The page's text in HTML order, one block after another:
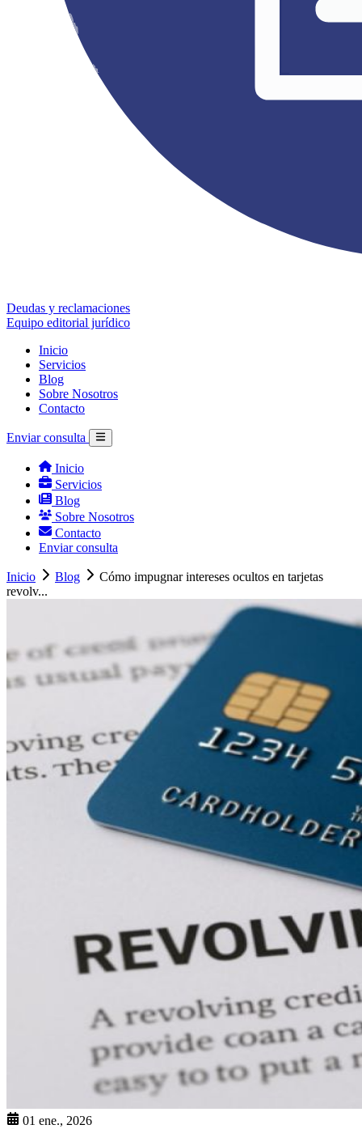
Deudas y reclamaciones
Equipo editorial jurídico
Inicio
Servicios
Blog
Sobre Nosotros
Contacto
Enviar consulta
Inicio
Servicios
Blog
Sobre Nosotros
Contacto
Enviar consulta
Inicio Blog
Cómo impugnar intereses ocultos en tarjetas
revolv...
01 ene., 2026